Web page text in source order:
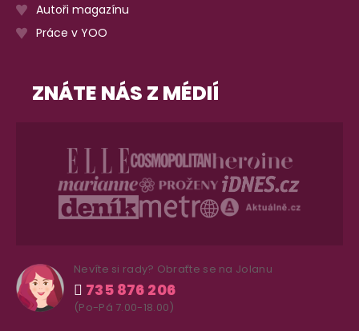
Autoři magazínu
Práce v YOO
ZNÁTE NÁS Z MÉDIÍ
Nevíte si rady? Obraťte se na Jolanu
735 876 206
(Po-Pá 7.00-18.00)